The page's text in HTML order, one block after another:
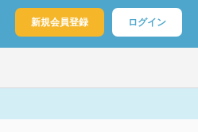
新規会員登録 ログイン